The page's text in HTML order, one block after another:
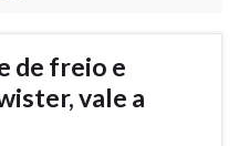
de freio e
vale a